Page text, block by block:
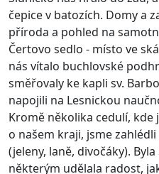
čepice v batozích. Domy a
příroda a pohled na
Čertovo sedlo - místo ve
nás vítalo buchlovské
směřovaly ke kapli sv.
napojili na Lesnickou
Kromě několika cedulí,
o našem kraji, jsme
(jeleny, laně, divočáky).
některým udělala radost,